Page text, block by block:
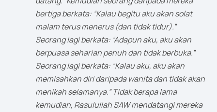
bertiga berkata: “Kalau begitu aku akan solat
malam terus menerus (dan tidak tidur).”
Seorang lagi berkata: “Adapun aku, aku akan
berpuasa seharian penuh dan tidak berbuka.”
Seorang lagi berkata: “Kalau aku, aku akan
memisahkan diri daripada wanita dan tidak akan
menikah selamanya.” Tidak berapa lama
kemudian, Rasulullah SAW mendatangi mereka